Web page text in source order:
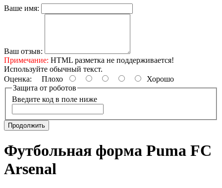
Ваше имя:
Ваш отзыв:
Примечание: HTML разметка не поддерживается!
Используйте обычный текст.
Оценка: Плохо
Хорошо
Защита от роботов
Введите код в поле ниже
Продолжить
Футбольная форма Puma FC
Arsenal